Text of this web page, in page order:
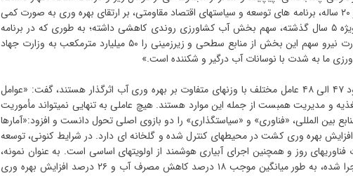
«در تمامی اسناد بالادستی کشور از جمله سند چشم انداز ۲۰ ساله، برنامه های توسعه و سیاستهای اقتصاد مقاومتی، بر ارتقای بهره وری به صورت کمی
هدفگذاری شده است. با این حال، در سالهای اخیر به ویژه ۵ سال گذشته، سهم بخش آب کشاورزی روندی کاهشی داشته؛ به طوری که در برنامه
ریزی ها هدف ۶۵ میلیارد مترمکعبی تعیین شده، اما وزارت نیرو سهم این بخش از منابع سطحی و زیرزمینی را ۵۰ میلیارد مترمکعب به وزارت جهاد
ما به شدت با نوسانات آب درگیر و شکننده است.»
سهم بی بدیل فناوری دکتر عباسی با اشاره به اینکه حدود ۴۷ الی ۴۸ عامل مختلف با وزنهای متفاوت بر بهره وری آب اثرگذار هستند، گفت: «عوامل
و مدیریت همبست از جمله این موارد هستند. هیچ عاملی به تنهایی نمیتواند مأموریت
بین المللی، «فناوری» و «سیاستگذاری» را دو بازوی اصلی تحول دانست و افزود:«آمارها
فناوری سهمی نزدیک به ۷۰ درصد در افزایش بهره وری کشت در محیطهای کنترل شده و گلخانه ای دارد. در شرایط کنونی، توسعه
روز و همچنین اجرای آبیاری هوشمند از اولویتهای اساسی است. به عنوان نمونه،
اثر بخشی فناوری آبیاری هوشمند در ۱۱۰ طرح پایلوت اجرا شده، به طور میانگین موجب ۱۸ درصد کاهش مصرف آب و ۲۶ درصد افزایش بهره وری